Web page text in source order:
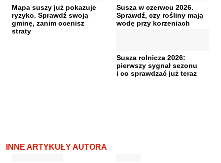
Mapa suszy już pokazuje
ryzyko. Sprawdź swoją
gminę, zanim ocenisz
straty
Susza w czerwcu 2026.
Sprawdź, czy rośliny mają
wodę przy korzeniach
Susza rolnicza 2026:
pierwszy sygnał sezonu
i co sprawdzać już teraz
INNE ARTYKUŁY AUTORA